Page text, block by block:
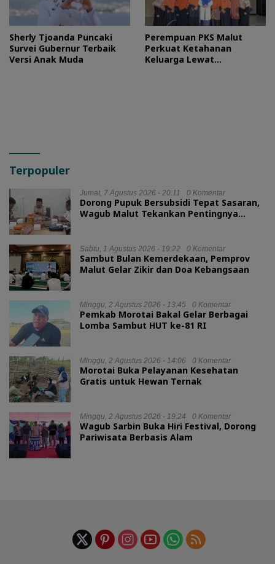
Sherly Tjoanda Puncaki
Survei Gubernur Terbaik
Versi Anak Muda
Perempuan PKS Malut
Perkuat Ketahanan
Keluarga Lewat
Terpopuler
Jumat, 7 Agustus 2026 - 20:11 0 Komentar
Dorong Pupuk Bersubsidi Tepat Sasaran,
Wagub Malut Tekankan Pentingnya
Sabtu, 1 Agustus 2026 - 19:22 0 Komentar
Sambut Bulan Kemerdekaan, Pemprov
Malut Gelar Zikir dan Doa Kebangsaan
Minggu, 2 Agustus 2026 - 13:45 0 Komentar
Pemkab Morotai Bakal Gelar Berbagai
Lomba Sambut HUT ke-81 RI
Minggu, 2 Agustus 2026 - 14:06 0 Komentar
Morotai Buka Pelayanan Kesehatan
Gratis untuk Hewan Ternak
Minggu, 2 Agustus 2026 - 19:24 0 Komentar
Wagub Sarbin Buka Hiri Festival, Dorong
Pariwisata Berbasis Alam